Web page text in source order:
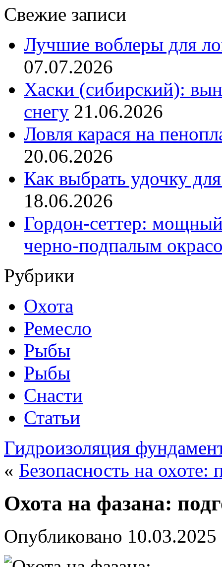
Свежие записи
Лучшие воблеры для
07.07.2026
Хаски (сибирский):
снегу 21.06.2026
Ловля карася на
20.06.2026
Как выбрать удочку
18.06.2026
Гордон-сеттер:
черно-подпалым
Рубрики
Охота
Ремесло
Рыбы
Рыбы
Снасти
Статьи
Гидроизоляция
« Безопасность на охоте:
Охота на фазана:
Опубликовано 10.03.2025